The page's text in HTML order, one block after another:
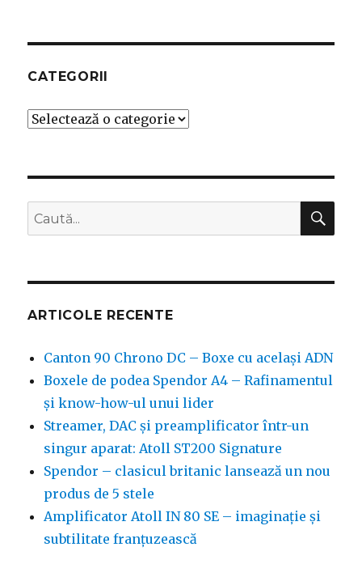
CATEGORII
Categorii
Caută
după:
ARTICOLE RECENTE
Canton 90 Chrono DC – Boxe cu același ADN
Boxele de podea Spendor A4 – Rafinamentul
și know-how-ul unui lider
Streamer, DAC și preamplificator într-un
singur aparat: Atoll ST200 Signature
Spendor – clasicul britanic lansează un nou
produs de 5 stele
Amplificator Atoll IN 80 SE – imaginație și
subtilitate franțuzească